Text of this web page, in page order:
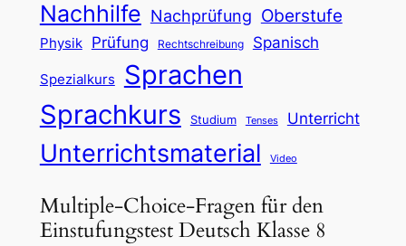
Nachhilfe Nachprüfung Oberstufe
Physik Prüfung Rechtschreibung Spanisch
Spezialkurs
Sprachen
Sprachkurs
Studium Tenses Unterricht
Unterrichtsmaterial Video
Multiple-Choice-Fragen für den
Einstufungstest Deutsch Klasse 8